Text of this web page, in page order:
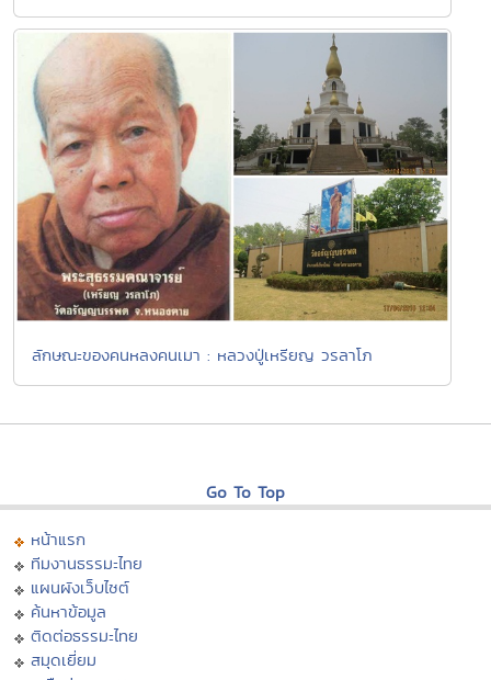
ลักษณะของคนหลงคนเมา : หลวงปู่เหรียญ วรลาโภ
Go To Top
หน้าแรก
ทีมงานธรรมะไทย
แผนผังเว็บไซต์
ค้นหาข้อมูล
ติดต่อธรรมะไทย
สมุดเยี่ยม